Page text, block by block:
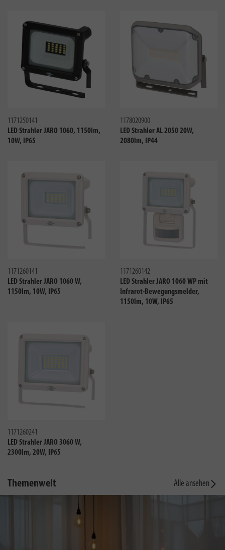
1171250141
LED Strahler JARO 1060, 1150lm,
10W, IP65
1178020900
LED Strahler AL 2050 20W,
2080lm, IP44
1171260141
LED Strahler JARO 1060 W,
1150lm, 10W, IP65
1171260142
LED Strahler JARO 1060 WP mit
Infrarot-Bewegungsmelder,
1150lm, 10W, IP65
1171260241
LED Strahler JARO 3060 W,
2300lm, 20W, IP65
Themenwelt Alle ansehen